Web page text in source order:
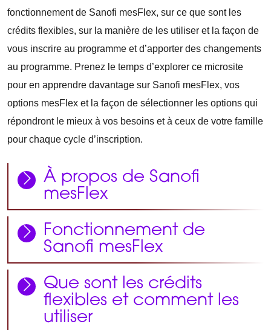
fonctionnement de Sanofi mesFlex, sur ce que sont les
crédits flexibles, sur la manière de les utiliser et la façon de
vous inscrire au programme et d’apporter des changements
au programme. Prenez le temps d’explorer ce microsite
pour en apprendre davantage sur Sanofi mesFlex, vos
options mesFlex et la façon de sélectionner les options qui
répondront le mieux à vos besoins et à ceux de votre famille
pour chaque cycle d’inscription.
À propos de Sanofi
mesFlex
Fonctionnement de
Sanofi mesFlex
Que sont les crédits
flexibles et comment les
utiliser